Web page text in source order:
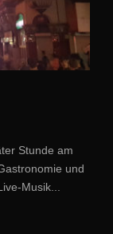
Stunde am
und
Musik...